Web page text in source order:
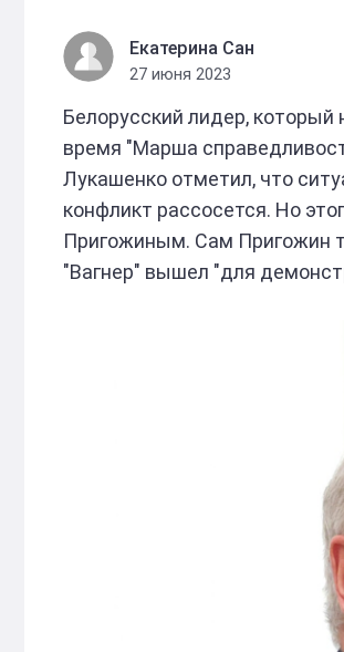
Екатерина Сан
27 июня 2023
Белорусский лидер,
время "Марша
Лукашенко отметил, что
конфликт рассосется. Но
Пригожиным. Сам Пригожин
"Вагнер" вышел "для